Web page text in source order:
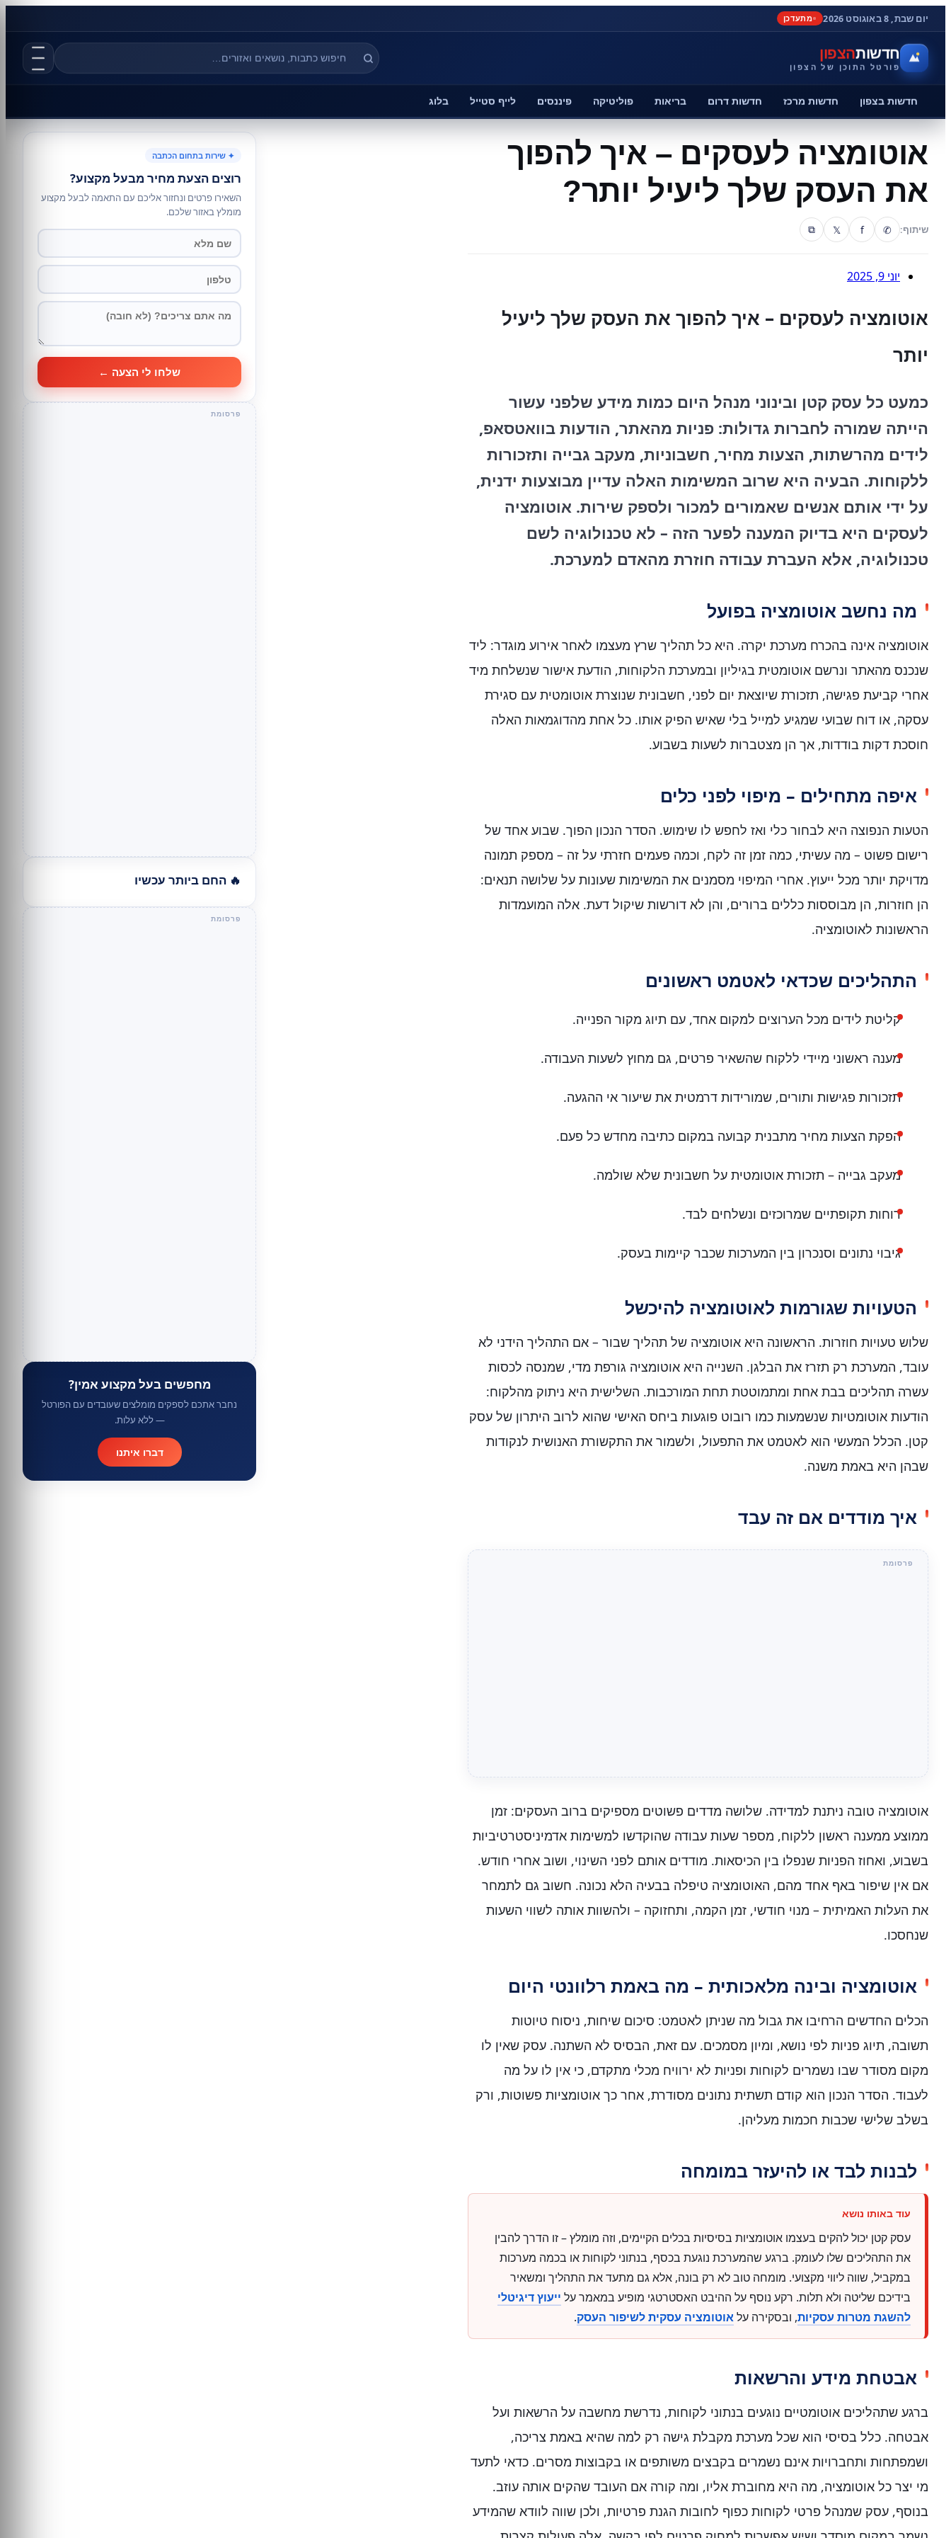
יום שבת, 8 באוגוסט 2026 מתעדכן
חדשותהצפון
פורטל התוכן של הצפון
חדשות בצפון חדשות מרכז חדשות דרום בריאות פוליטיקה פיננסים לייף סטייל בלוג
אוטומציה לעסקים – איך להפוך
את העסק שלך ליעיל יותר?
שיתוף: ✆
f
𝕏
⧉
יוני 9, 2025
אוטומציה לעסקים – איך להפוך את העסק שלך ליעיל
יותר
כמעט כל עסק קטן ובינוני מנהל היום כמות מידע שלפני עשור
הייתה שמורה לחברות גדולות: פניות מהאתר, הודעות בוואטסאפ,
לידים מהרשתות, הצעות מחיר, חשבוניות, מעקב גבייה ותזכורות
ללקוחות. הבעיה היא שרוב המשימות האלה עדיין מבוצעות ידנית,
על ידי אותם אנשים שאמורים למכור ולספק שירות. אוטומציה
לעסקים היא בדיוק המענה לפער הזה – לא טכנולוגיה לשם
טכנולוגיה, אלא העברת עבודה חוזרת מהאדם למערכת.
מה נחשב אוטומציה בפועל
אוטומציה אינה בהכרח מערכת יקרה. היא כל תהליך שרץ מעצמו לאחר אירוע מוגדר: ליד
שנכנס מהאתר ונרשם אוטומטית בגיליון ובמערכת הלקוחות, הודעת אישור שנשלחת מיד
אחרי קביעת פגישה, תזכורת שיוצאת יום לפני, חשבונית שנוצרת אוטומטית עם סגירת
עסקה, או דוח שבועי שמגיע למייל בלי שאיש הפיק אותו. כל אחת מהדוגמאות האלה
חוסכת דקות בודדות, אך הן מצטברות לשעות בשבוע.
איפה מתחילים – מיפוי לפני כלים
הטעות הנפוצה היא לבחור כלי ואז לחפש לו שימוש. הסדר הנכון הפוך. שבוע אחד של
רישום פשוט – מה עשיתי, כמה זמן זה לקח, וכמה פעמים חזרתי על זה – מספק תמונה
מדויקת יותר מכל ייעוץ. אחרי המיפוי מסמנים את המשימות שעונות על שלושה תנאים:
הן חוזרות, הן מבוססות כללים ברורים, והן לא דורשות שיקול דעת. אלה המועמדות
הראשונות לאוטומציה.
התהליכים שכדאי לאטמט ראשונים
קליטת לידים מכל הערוצים למקום אחד, עם תיוג מקור הפנייה.
מענה ראשוני מיידי ללקוח שהשאיר פרטים, גם מחוץ לשעות העבודה.
תזכורות פגישות ותורים, שמורידות דרמטית את שיעור אי ההגעה.
הפקת הצעות מחיר מתבנית קבועה במקום כתיבה מחדש כל פעם.
מעקב גבייה – תזכורת אוטומטית על חשבונית שלא שולמה.
דוחות תקופתיים שמרוכזים ונשלחים לבד.
גיבוי נתונים וסנכרון בין המערכות שכבר קיימות בעסק.
הטעויות שגורמות לאוטומציה להיכשל
שלוש טעויות חוזרות. הראשונה היא אוטומציה של תהליך שבור – אם התהליך הידני לא
עובד, המערכת רק תזרז את הבלגן. השנייה היא אוטומציה גורפת מדי, שמנסה לכסות
עשרה תהליכים בבת אחת ומתמוטטת תחת המורכבות. השלישית היא ניתוק מהלקוח:
הודעות אוטומטיות שנשמעות כמו רובוט פוגעות ביחס האישי שהוא לרוב היתרון של עסק
קטן. הכלל המעשי הוא לאטמט את התפעול, ולשמור את התקשורת האנושית לנקודות
שבהן היא באמת משנה.
איך מודדים אם זה עבד
אוטומציה טובה ניתנת למדידה. שלושה מדדים פשוטים מספיקים ברוב העסקים: זמן
ממוצע ממענה ראשון ללקוח, מספר שעות עבודה שהוקדשו למשימות אדמיניסטרטיביות
בשבוע, ואחוז הפניות שנפלו בין הכיסאות. מודדים אותם לפני השינוי, ושוב אחרי חודש.
אם אין שיפור באף אחד מהם, האוטומציה טיפלה בבעיה הלא נכונה. חשוב גם לתמחר
את העלות האמיתית – מנוי חודשי, זמן הקמה, ותחזוקה – ולהשוות אותה לשווי השעות
שנחסכו.
אוטומציה ובינה מלאכותית – מה באמת רלוונטי היום
הכלים החדשים הרחיבו את גבול מה שניתן לאטמט: סיכום שיחות, ניסוח טיוטות
תשובה, תיוג פניות לפי נושא, ומיון מסמכים. עם זאת, הבסיס לא השתנה. עסק שאין לו
מקום מסודר שבו נשמרים לקוחות ופניות לא ירוויח מכלי מתקדם, כי אין לו על מה
לעבוד. הסדר הנכון הוא קודם תשתית נתונים מסודרת, אחר כך אוטומציות פשוטות, ורק
בשלב שלישי שכבות חכמות מעליהן.
לבנות לבד או להיעזר במומחה
עסק קטן יכול להקים בעצמו אוטומציות בסיסיות בכלים הקיימים, וזה מומלץ – זו הדרך להבין
את התהליכים שלו לעומק. ברגע שהמערכת נוגעת בכסף, בנתוני לקוחות או בכמה מערכות
במקביל, שווה ליווי מקצועי. מומחה טוב לא רק בונה, אלא גם מתעד את התהליך ומשאיר
בידיכם שליטה ולא תלות. רקע נוסף על ההיבט האסטרטגי מופיע במאמר על ייעוץ דיגיטלי
להשגת מטרות עסקיות, ובסקירה עלאוטומציה עסקית לשיפור העסק.
אבטחת מידע והרשאות
ברגע שתהליכים אוטומטיים נוגעים בנתוני לקוחות, נדרשת מחשבה על הרשאות ועל
אבטחה. כלל בסיסי הוא שכל מערכת מקבלת גישה רק למה שהיא באמת צריכה,
ושמפתחות ותחברויות אינם נשמרים בקבצים משותפים או בקבוצות מסרים. כדאי לתעד
מי יצר כל אוטומציה, מה היא מחוברת אליו, ומה קורה אם העובד שהקים אותה עוזב.
בנוסף, עסק שמנהל פרטי לקוחות כפוף לחובות הגנת פרטיות, ולכן שווה לוודא שהמידע
✦ שירות בתחום הכתבה
רוצים הצעת מחיר מבעל מקצוע?
השאירו פרטים ונחזור אליכם עם התאמה לבעל מקצוע
מומלץ באזור שלכם.
שלחו לי הצעה ←
🔥 החם ביותר עכשיו
מחפשים בעל מקצוע אמין?
נחבר אתכם לספקים מומלצים שעובדים עם הפורטל
— ללא עלות.
דברו איתנו